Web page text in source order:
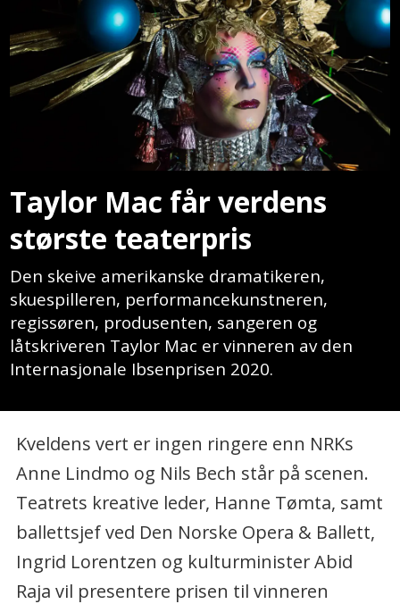
Taylor Mac får verdens
største teaterpris
Den skeive amerikanske dramatikeren,
skuespilleren, performancekunstneren,
regissøren, produsenten, sangeren og
låtskriveren Taylor Mac er vinneren av den
Internasjonale Ibsenprisen 2020.
Kveldens vert er ingen ringere enn NRKs
Anne Lindmo og Nils Bech står på scenen.
Teatrets kreative leder, Hanne Tømta, samt
ballettsjef ved Den Norske Opera & Ballett,
Ingrid Lorentzen og kulturminister Abid
Raja vil presentere prisen til vinneren